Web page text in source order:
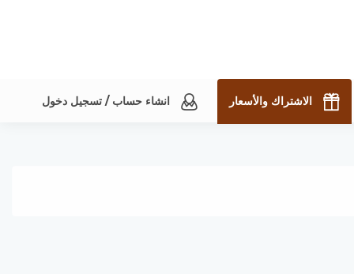
الاشتراك والأسعار انشاء حساب / تسجيل دخول